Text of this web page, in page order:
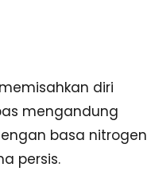
diri
mengandung
basa nitrogen
persis.